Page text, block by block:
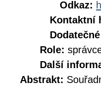
Odkaz:
Kontaktní
Role:
Další
Abstrakt: